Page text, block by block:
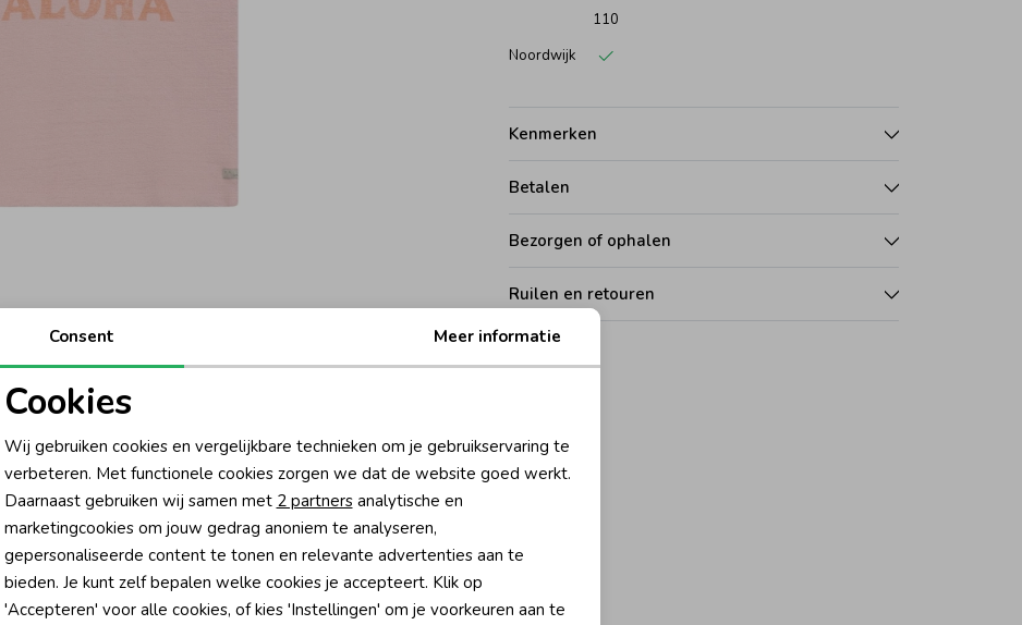
110
Noordwijk
Kenmerken
Betalen
Bezorgen of ophalen
Ruilen en retouren
Noodzakelijke cookies
Analytische cookies Marketing cookies
Consent Meer informatie
Cookies
Wij gebruiken cookies en vergelijkbare technieken om je gebruikservaring te
verbeteren. Met functionele cookies zorgen we dat de website goed werkt.
Daarnaast gebruiken wij samen met 2 partnersanalytische en
marketingcookies om jouw gedrag anoniem te analyseren,
gepersonaliseerde content te tonen en relevante advertenties aan te
bieden. Je kunt zelf bepalen welke cookies je accepteert. Klik op
'Accepteren' voor alle cookies, of kies 'Instellingen' om je voorkeuren aan te